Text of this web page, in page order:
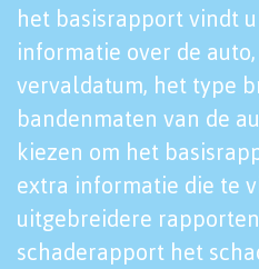
het basisrapport vindt
informatie over de auto,
vervaldatum, het type
bandenmaten van de
kiezen om het
extra informatie die te
uitgebreidere
schaderapport het